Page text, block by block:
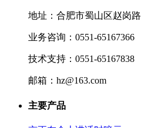
地址：合肥市蜀山区赵岗
业务咨询：0551-65167366
技术支持：0551-65167838
邮箱：hz@163.com
主要产品